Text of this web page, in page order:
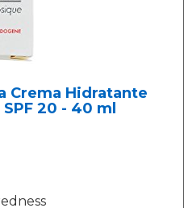
Crema Hidratante
20 - 40 ml